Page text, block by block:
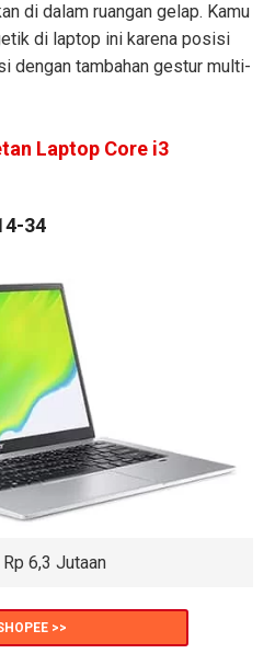
di dalam ruangan gelap. Kamu
di laptop ini karena posisi
dengan tambahan gestur multi-
Laptop Core i3
34
6,3 Jutaan
>>